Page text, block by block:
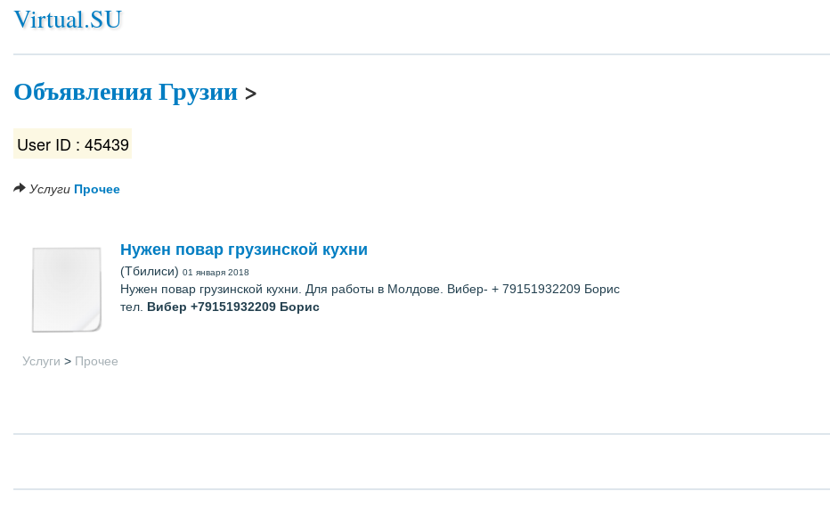
Virtual.SU
Объявления Грузии>
User ID : 45439
Услуги Прочее
Нужен повар грузинской кухни
(Тбилиси) 01 января 2018
Нужен повар грузинской кухни. Для работы в Молдове. Вибер- + 79151932209 Борис
тел. Вибер +79151932209 Борис
Услуги > Прочее